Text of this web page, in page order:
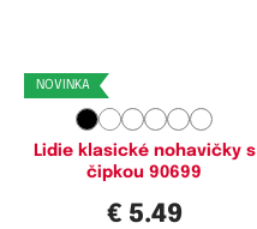
NOVINKA
Lidie klasické nohavičky s
čipkou 90699
€ 5.49